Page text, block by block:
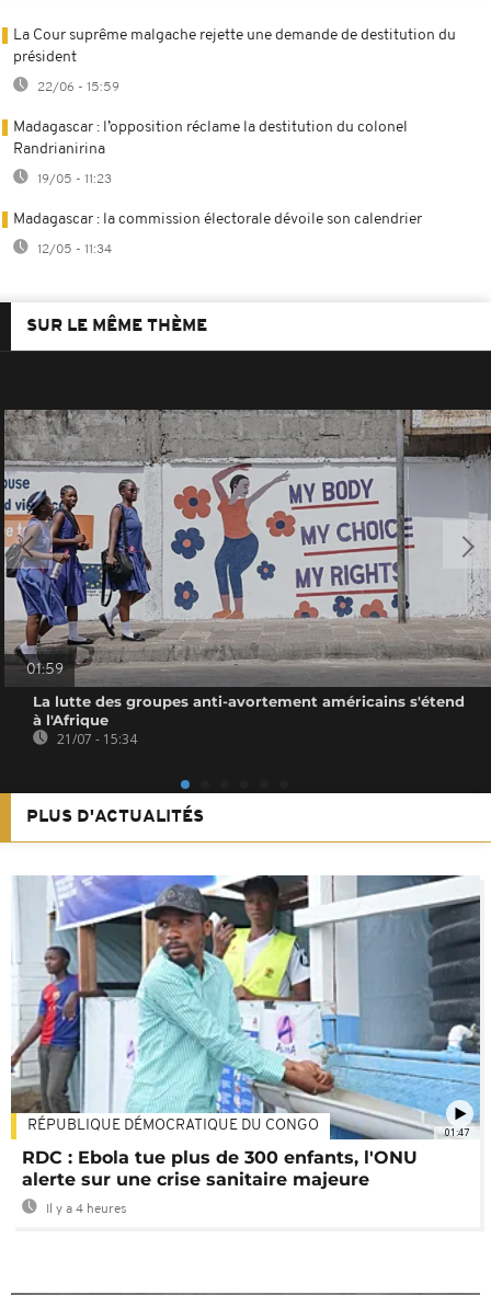
La Cour suprême malgache rejette une demande de destitution du
président
22/06 - 15:59
Madagascar : l’opposition réclame la destitution du colonel
Randrianirina
19/05 - 11:23
Madagascar : la commission électorale dévoile son calendrier
12/05 - 11:34
SUR LE MÊME THÈME
01:59
La lutte des groupes anti-avortement américains s'étend
à l'Afrique
21/07 - 15:34
PLUS D'ACTUALITÉS
01:47
RÉPUBLIQUE DÉMOCRATIQUE DU CONGO
RDC : Ebola tue plus de 300 enfants, l'ONU
alerte sur une crise sanitaire majeure
Il y a 4 heures